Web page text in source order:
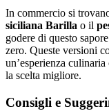
In commercio si
siciliana Barilla o il
godere di questo
zero. Queste versioni
un’esperienza
la scelta migliore.
Consigli e